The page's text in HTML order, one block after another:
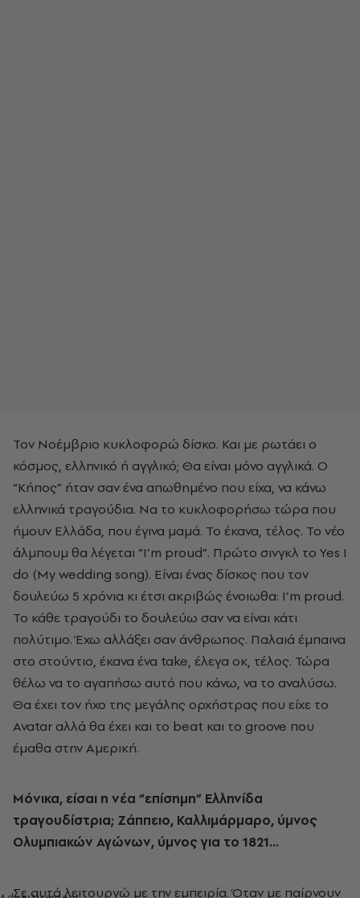
Τον Νοέμβριο κυκλοφορώ δίσκο. Και με ρωτάει ο
κόσμος, ελληνικό ή αγγλικό; Θα είναι μόνο αγγλικά. Ο
“Κήπος” ήταν σαν ένα απωθημένο που είχα, να κάνω
ελληνικά τραγούδια. Να το κυκλοφορήσω τώρα που
ήμουν Ελλάδα, που έγινα μαμά. Το έκανα, τέλος. Το νέο
άλμπουμ θα λέγεται “I’m proud”. Πρώτο σινγκλ το Yes I
do (My wedding song). Είναι ένας δίσκος που τον
δουλεύω 5 χρόνια κι έτσι ακριβώς ένοιωθα: I’m proud.
Το κάθε τραγούδι το δουλεύω σαν να είναι κάτι
πολύτιμο. Έχω αλλάξει σαν άνθρωπος. Παλαιά έμπαινα
στο στούντιο, έκανα ένα take, έλεγα οκ, τέλος. Τώρα
θέλω να το αγαπήσω αυτό που κάνω, να το αναλύσω.
Θα έχει τον ήχο της μεγάλης ορχήστρας που είχε το
Avatar αλλά θα έχει και το beat και το groove που
έμαθα στην Αμερική.
Μόνικα, είσαι η νέα “επίσημη” Ελληνίδα
τραγουδίστρια; Ζάππειο, Καλλιμάρμαρο, ύμνος
Ολυμπιακών Αγώνων, ύμνος για το 1821...
Σε αυτά λειτουργώ με την εμπειρία. Όταν με παίρνουν